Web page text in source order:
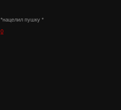
*нацелил пушку *
0